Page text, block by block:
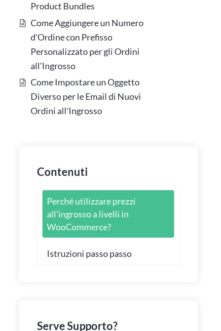
Product Bundles
Come Aggiungere un Numero
d'Ordine con Prefisso
Personalizzato per gli Ordini
all'Ingrosso
Come Impostare un Oggetto
Diverso per le Email di Nuovi
Ordini all'Ingrosso
Contenuti
Perché utilizzare prezzi
all'ingrosso a livelli in
WooCommerce?
Istruzioni passo passo
Serve Supporto?